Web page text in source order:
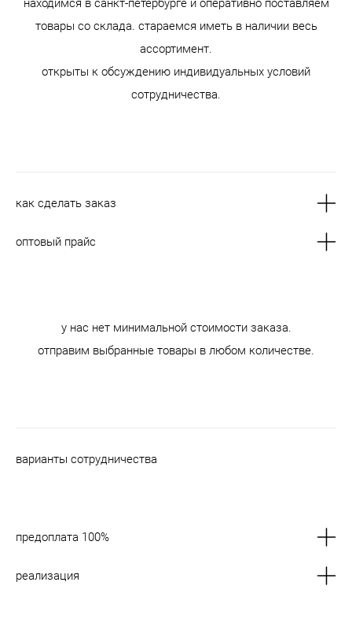
товары со склада. стараемся иметь в наличии весь
ассортимент.
открыты к обсуждению индивидуальных условий
сотрудничества.
как сделать заказ
оптовый прайс
у нас нет минимальной стоимости заказа.
отправим выбранные товары в любом количестве.
варианты сотрудничества
предоплата 100%
реализация